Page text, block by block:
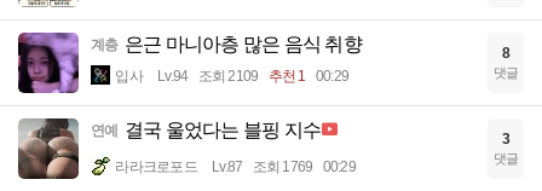
계층 은근 마니아층 많은 음식 취향
입사 Lv.94 조회 2109 추천 1 00:29
8
댓글
연예 결국 울었다는 블핑 지수
라라크로포드 Lv.87 조회 1769 00:29
3
댓글